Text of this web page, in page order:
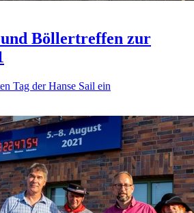
Böllertreffen zur
Tag der Hanse Sail ein